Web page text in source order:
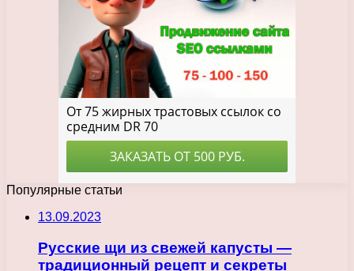
Популярные статьи
13.09.2023
Русские щи из свежей капусты —
традиционный рецепт и секреты